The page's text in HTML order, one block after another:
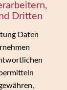
Dritten
Daten